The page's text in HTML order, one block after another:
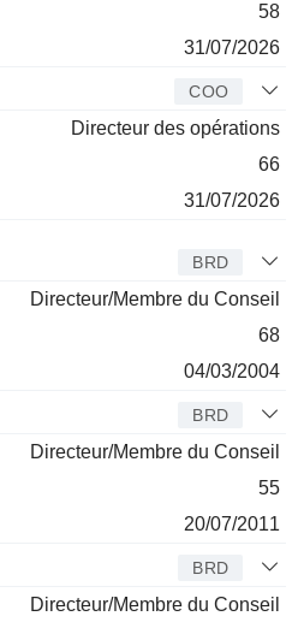
58
31/07/2026
COO
Directeur des opérations
66
31/07/2026
BRD
Directeur/Membre du Conseil
68
04/03/2004
BRD
Directeur/Membre du Conseil
55
20/07/2011
BRD
Directeur/Membre du Conseil